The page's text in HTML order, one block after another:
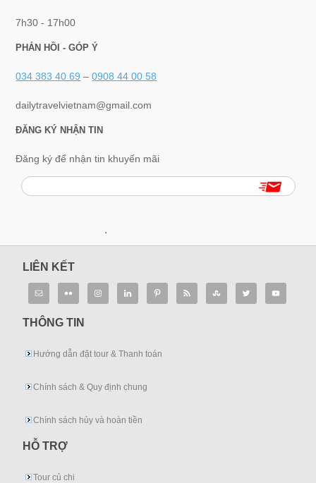
7h30 - 17h00
PHẢN HỒI - GÓP Ý
034 383 40 69 –0908 44 00 58
dailytravelvietnam@gmail.com
ĐĂNG KÝ NHẬN TIN
Đăng ký để nhận tin khuyến mãi
.
LIÊN KẾT
THÔNG TIN
Hướng dẫn đặt tour & Thanh toán
Chính sách & Quy định chung
Chính sách hủy và hoàn tiền
HỖ TRỢ
Tour củ chi